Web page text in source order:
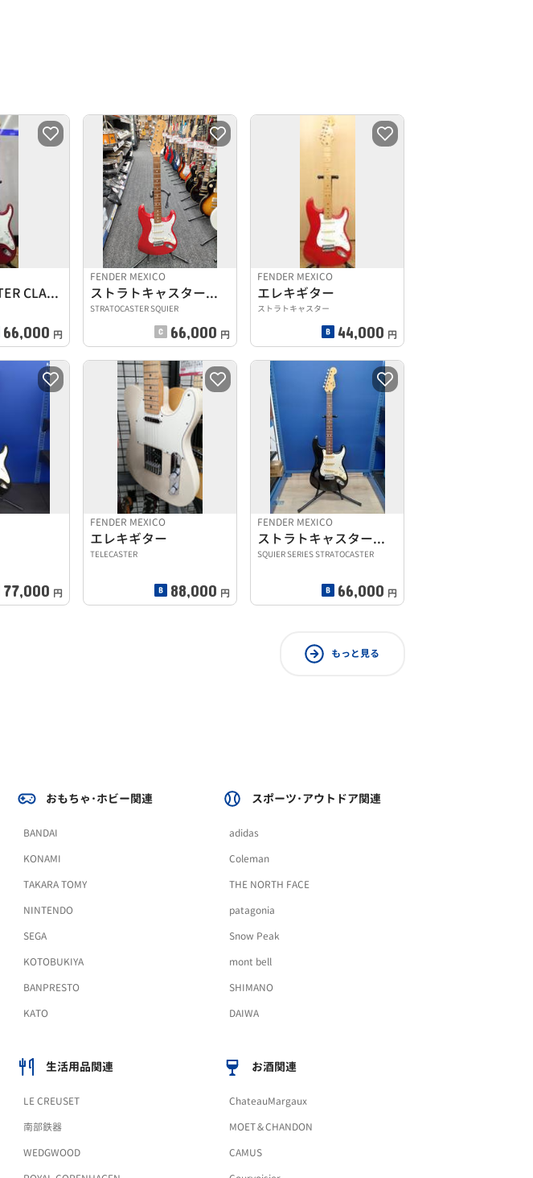
STRATOCASTER CLASSIC 50S
66,000 円
FENDER MEXICO
ストラトキャスタータイプ
STRATOCASTER SQUIER
66,000 円
FENDER MEXICO
エレキギター
ストラトキャスター
44,000 円
77,000 円
FENDER MEXICO
エレキギター
TELECASTER
88,000 円
FENDER MEXICO
ストラトキャスタータイプ
SQUIER SERIES STRATOCASTER
66,000 円
もっと見る
おもちゃ･ホビー関連
BANDAI
KONAMI
TAKARA TOMY
NINTENDO
SEGA
KOTOBUKIYA
BANPRESTO
KATO
スポーツ･アウトドア関連
adidas
Coleman
THE NORTH FACE
patagonia
Snow Peak
mont bell
SHIMANO
DAIWA
生活用品関連
LE CREUSET
南部鉄器
WEDGWOOD
お酒関連
ChateauMargaux
MOET＆CHANDON
CAMUS